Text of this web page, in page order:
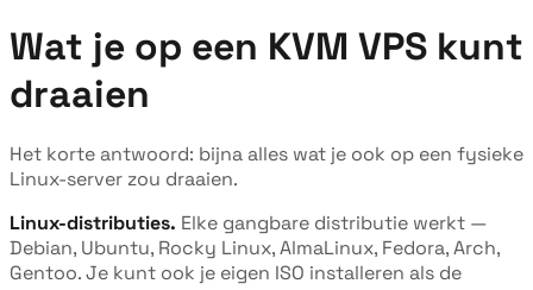
Wat je op een KVM VPS kunt
draaien
Het korte antwoord: bijna alles wat je ook op een fysieke
Linux-server zou draaien.
Linux-distributies. Elke gangbare distributie werkt —
Debian, Ubuntu, Rocky Linux, AlmaLinux, Fedora, Arch,
Gentoo. Je kunt ook je eigen ISO installeren als de